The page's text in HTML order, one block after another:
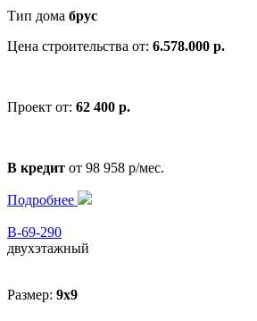
Тип дома брус
Цена строительства от: 6.578.000 р.
Проект от: 62 400 р.
В кредит от 98 958 р/мес.
Подробнее
В-69-290
двухэтажный
Размер: 9x9